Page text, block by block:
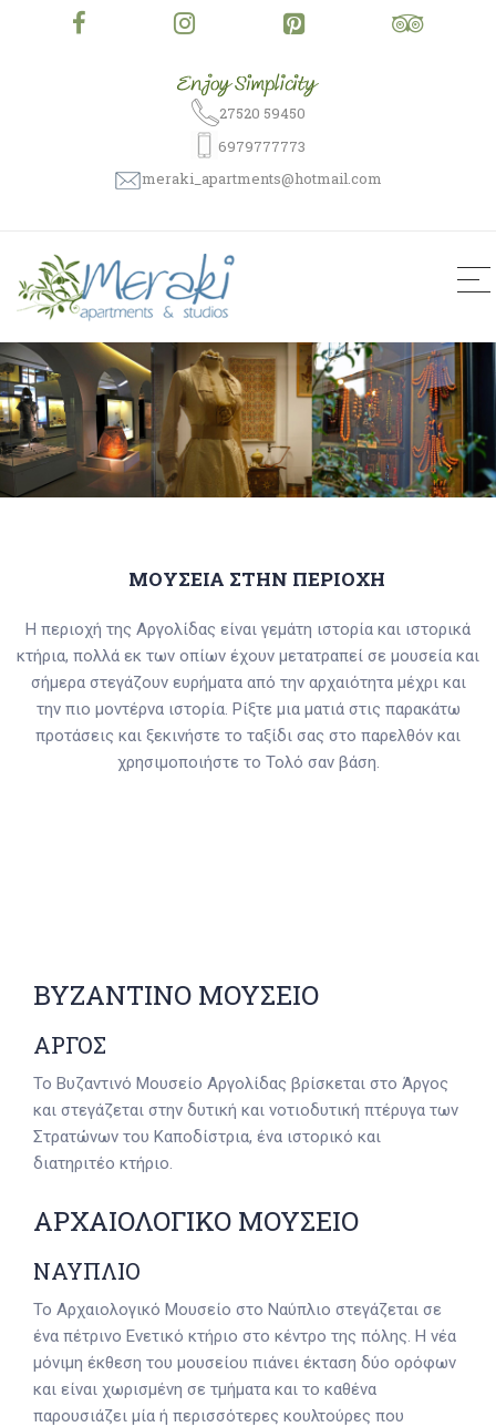
27520 59450
6979777773
meraki_apartments@hotmail.com
ΜΟΥΣΕΙΑ ΣΤΗΝ ΠΕΡΙΟΧΗ
Η περιοχή της Αργολίδας είναι γεμάτη ιστορία και ιστορικά
κτήρια, πολλά εκ των οπίων έχουν μετατραπεί σε μουσεία και
σήμερα στεγάζουν ευρήματα από την αρχαιότητα μέχρι και
την πιο μοντέρνα ιστορία. Ρίξτε μια ματιά στις παρακάτω
προτάσεις και ξεκινήστε το ταξίδι σας στο παρελθόν και
χρησιμοποιήστε το Τολό σαν βάση.
ΒΥΖΑΝΤΙΝΟ ΜΟΥΣΕΙΟ
ΑΡΓΟΣ
Το Βυζαντινό Μουσείο Αργολίδας βρίσκεται στο Άργος
και στεγάζεται στην δυτική και νοτιοδυτική πτέρυγα των
Στρατώνων του Καποδίστρια, ένα ιστορικό και
διατηριτέο κτήριο.
ΑΡΧΑΙΟΛΟΓΙΚΟ ΜΟΥΣΕΙΟ
ΝΑΥΠΛΙΟ
Το Αρχαιολογικό Μουσείο στο Ναύπλιο στεγάζεται σε
ένα πέτρινο Ενετικό κτήριο στο κέντρο της πόλης. Η νέα
μόνιμη έκθεση του μουσείου πιάνει έκταση δύο ορόφων
και είναι χωρισμένη σε τμήματα και το καθένα
παρουσιάζει μία ή περισσότερες κουλτούρες που